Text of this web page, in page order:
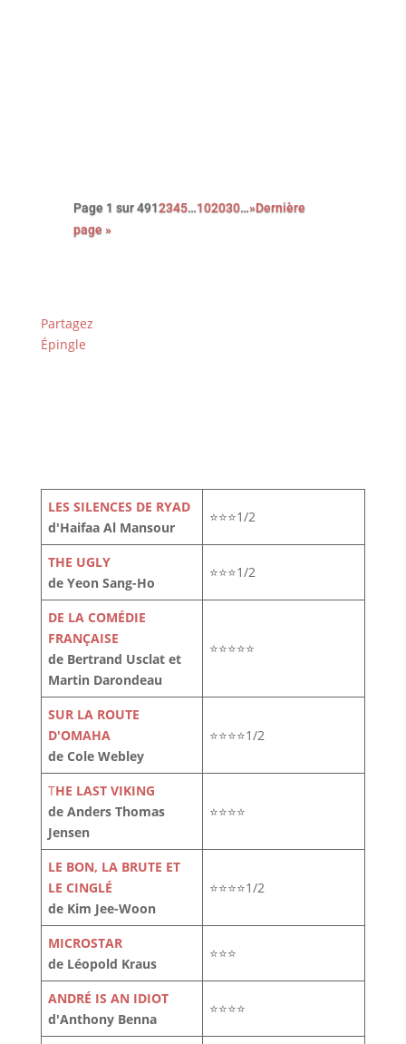
Page 1 sur 4912345…102030…»Dernière
page »
Partagez
Épingle
LES SILENCES DE RYAD
d'Haifaa Al Mansour
⭐⭐⭐1/2
THE UGLY
de Yeon Sang-Ho
⭐⭐⭐1/2
DE LA COMÉDIE
FRANÇAISE
de Bertrand Usclat et
Martin Darondeau
⭐⭐⭐⭐⭐
SUR LA ROUTE
D'OMAHA
de Cole Webley
⭐⭐⭐⭐1/2
THE LAST VIKING
de Anders Thomas
Jensen
⭐⭐⭐⭐
LE BON, LA BRUTE ET
LE CINGLÉ
de Kim Jee-Woon
⭐⭐⭐⭐1/2
MICROSTAR
de Léopold Kraus
⭐⭐⭐
ANDRÉ IS AN IDIOT
d'Anthony Benna
⭐⭐⭐⭐